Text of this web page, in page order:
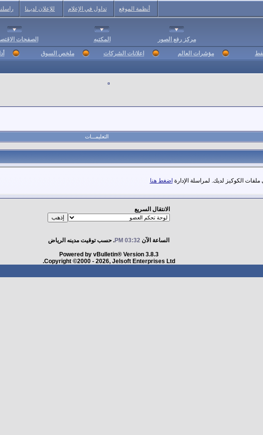
أنظمة الموقع تداول في الإعلام للإعلان لديـنا
مركز رفع الصور المكتبه الصفحات
مؤشرات العالم اعلانات الشركات ملخص السوق
التعليمـــات
الكوكيز لديك. لمراسلة الإدارة اضغط هنا
الانتقال السريع
الساعة الآن 03:32 PM . حسب توقيت مدينه الرياض
Powered by vBulletin® Version 3.8.3
Copyright ©2000 - 2026, Jelsoft Enterprises Ltd.